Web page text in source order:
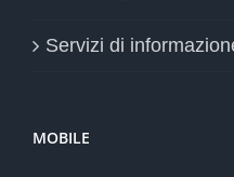
Servizi di
MOBILE